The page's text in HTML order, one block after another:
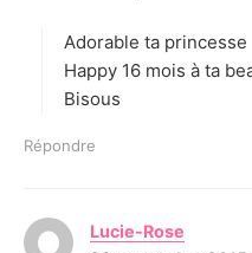
Adorable ta princesse
Happy 16 mois à ta
Bisous
Répondre
Lucie-Rose